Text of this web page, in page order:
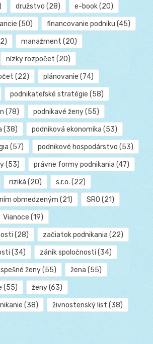
družstvo (28) e-book(20)
(50) financovanie podniku (45)
manažment (20)
nízky rozpočet (20)
(22) plánovanie (74)
podnikateľské stratégie (58)
(78) podnikavé ženy(55)
(38) podniková ekonomika (53)
(57) podnikové hospodárstvo (53)
(53) právne formy podnikania (47)
riziká (20) s.r.o. (22)
obmedzeným (21) SRO (21)
Vianoce (19)
(28) začiatok podnikania (22)
(34) zánik spoločnosti (34)
ženy(55) žena (55)
(55) ženy(63)
(38) živnostenský list (38)